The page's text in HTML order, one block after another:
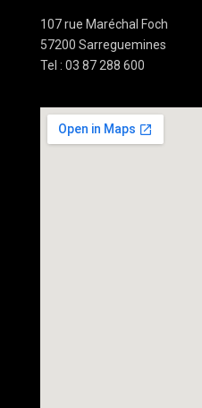
107 rue Maréchal Foch
57200 Sarreguemines
Tel : 03 87 288 600